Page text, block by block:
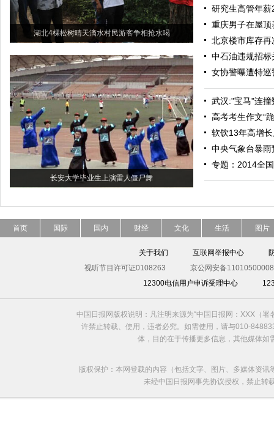
湖北4棵松树晴天滴水村民游客争相抢水喝
长安大学毕业生上演雷人僵尸舞
研究生高管年
重庆男子在屋
北京楼市库存
中石油违规招
女协警曝遭特
武汉:"宝马"连
高考考生作文“
软饮13年高增
中央气象台暴
专题：2014全
首页 国际 国内 财经 文化 生活 图片
关于我们 互联网举报中心
视听节目许可证0108263
京公网安备
12300电信用户申诉受理中心
中国日报网版权说明：凡注明来源为“中国日报网：XXX（
许禁止转载、使用，违者必究。如需使用，请与010-
体，目的在于传播更多信息，其他媒体
版权保护：本网登载的内容（包括文字、图片、多媒体资
未经中国日报网事先协议授权，禁止转